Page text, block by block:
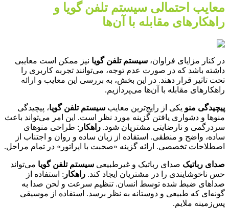
معایب احتمالی سیستم تلفن گویا و
راهکارهای مقابله با آن‌ها
در کنار مزایای فراوان، سیستم تلفن گویا نیز ممکن است معایبی
داشته باشد که در صورت عدم توجه، می‌توانند تجربه کاربری را
تحت تاثیر قرار دهند. در این بخش، به بررسی این معایب و ارائه
راهکارهای مقابله با آن‌ها می‌پردازیم.
پیچیدگی منو یکی از رایج‌ترین معایب سیستم تلفن گویا، پیچیدگی
منوها و دشواری یافتن گزینه مورد نظر است. این امر می‌تواند باعث
سردرگمی و نارضایتی مشتریان شود. راهکار : طراحی منوهای
ساده، واضح و منطقی. استفاده از زبان ساده و روان و اجتناب از
اصطلاحات تخصصی. ارائه گزینه «صحبت با اپراتور» در تمام مراحل.
صدای رباتیک صدای رباتیک و غیرطبیعی سیستم تلفن گویا می‌تواند
حس ناخوشایندی را در مشتریان ایجاد کند. راهکار : استفاده از
صداهای ضبط شده توسط انسان. تنظیم سرعت و لحن صدا به
گونه‌ای که طبیعی و دوستانه به نظر برسد. استفاده از موسیقی
پس‌زمینه ملایم.